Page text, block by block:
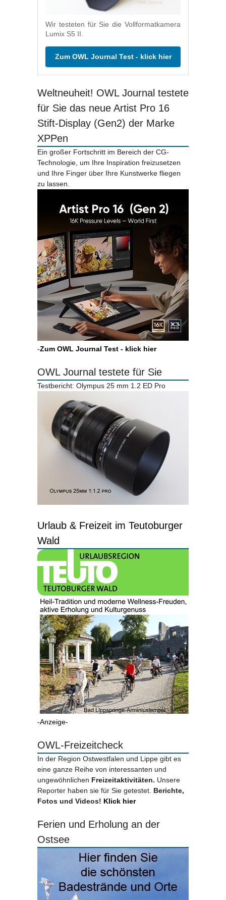
Wir testeten für Sie die Vollformatkamera
Lumix S5 II.
Zum OWL Journal Test - klick hier
Weltneuheit! OWL Journal testete
für Sie das neue Artist Pro 16
Stift-Display (Gen2) der Marke
XPPen
Ein großer Fortschritt im Bereich der CG-
Technologie, um Ihre Inspiration freizusetzen
und Ihre Finger über Ihre Kunstwerke fliegen
zu lassen.
-Zum OWL Journal Test - klick hier
OWL Journal testete für Sie
Testbericht: Olympus 25 mm 1.2 ED Pro
Urlaub & Freizeit im Teutoburger
Wald
-Anzeige-
OWL-Freizeitcheck
In der Region Ostwestfalen und Lippe gibt es
eine ganze Reihe von interessanten und
ungewöhnlichen Freizeitaktivitäten. Unsere
Reporter haben sie für Sie getestet. Berichte,
Fotos und Videos! Klick hier
Ferien und Erholung an der
Ostsee